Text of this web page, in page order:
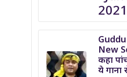
2021
New
कहा
ये गाना